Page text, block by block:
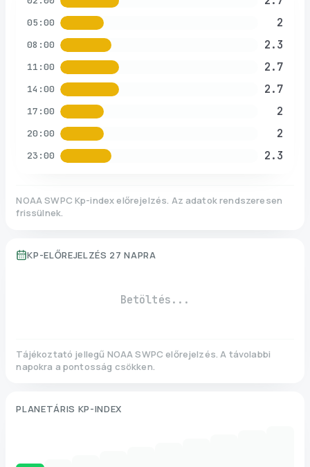
05:00 2
08:00 2.3
11:00 2.7
14:00 2.7
17:00 2
20:00 2
23:00 2.3
NOAA SWPC Kp-index előrejelzés. Az adatok rendszeresen
frissülnek.
KP-ELŐREJELZÉS 27 NAPRA
Betöltés...
Tájékoztató jellegű NOAA SWPC előrejelzés. A távolabbi
napokra a pontosság csökken.
PLANETÁRIS KP-INDEX